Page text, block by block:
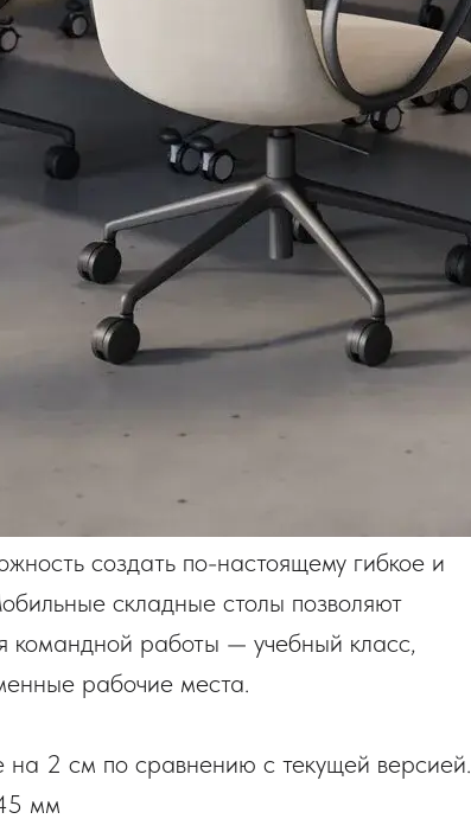
создать по-настоящему гибкое и
складные столы позволяют
командной работы — учебный класс,
рабочие места.
на 2 см по сравнению с текущей версией.
мм